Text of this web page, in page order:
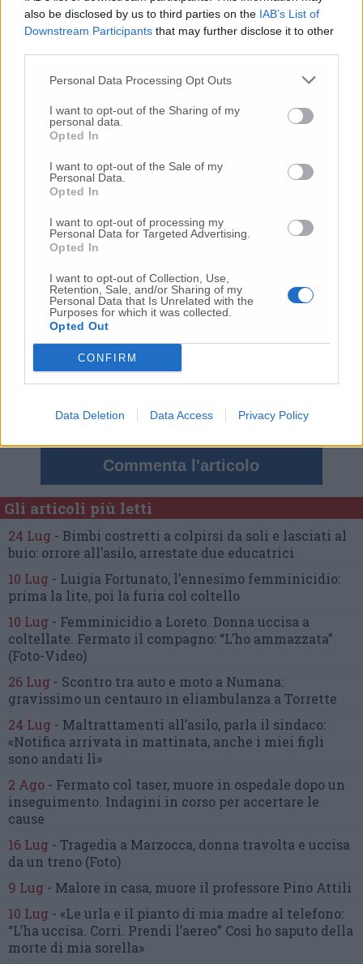
also be disclosed by us to third parties on the IAB’s List of
Downstream Participants that may further disclose it to other
Personal Data Processing Opt Outs
I want to opt-out of the Sharing of my
personal data.
Opted In
I want to opt-out of the Sale of my
Personal Data.
Opted In
I want to opt-out of processing my
Personal Data for Targeted Advertising.
Opted In
I want to opt-out of Collection, Use,
Retention, Sale, and/or Sharing of my
Personal Data that Is Unrelated with the
Purposes for which it was collected.
Opted Out
CONFIRM
Data Deletion Data Access Privacy Policy
conclude il comunicato – restiamo pronti a
collaborare attivamente con quanti – singoli
e gruppi – abbiano davvero a cuore il
© RIPRODUZIONE RISERVATA
Vai alla home
Commenti
Nessun commento presente
Commenta
Commenta l'articolo
Gli articoli più letti
24 Lug - Bimbi costretti a colpirsi da soli e lasciati al
buio: orrore all’asilo, arrestate due educatrici
10 Lug - Luigia Fortunato, l’ennesimo femminicidio:
prima la lite, poi la furia col coltello
10 Lug - Femminicidio a Loreto. Donna uccisa a
coltellate. Fermato il compagno: “L’ho ammazzata”
(Foto-Video)
26 Lug - Scontro tra auto e moto a Numana:
gravissimo un centauro in eliambulanza a Torrette
24 Lug - Maltrattamenti all’asilo, parla il sindaco:
«Notifica arrivata in mattinata, anche i miei figli
sono andati lì»
2 Ago - Fermato col taser, muore in ospedale dopo un
inseguimento. Indagini in corso per accertare le
cause
16 Lug - Tragedia a Marzocca, donna travolta e uccisa
da un treno (Foto)
9 Lug - Malore in casa, muore il professore Pino Attili
10 Lug - «Le urla e il pianto di mia madre al telefono:
“L’ha uccisa. Corri. Prendi l’aereo” Così ho saputo della
morte di mia sorella»